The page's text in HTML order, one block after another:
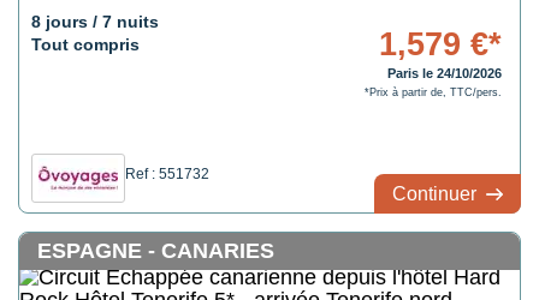
8 jours / 7 nuits
Tout compris
Ref : 551732
1,579 €*
Paris le 24/10/2026
*Prix à partir de, TTC/pers.
Continuer
ESPAGNE - CANARIES